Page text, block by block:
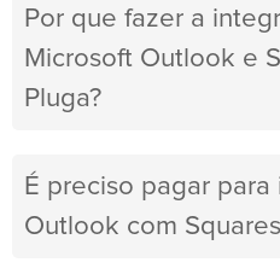
Por que fazer a
Microsoft Outlook e
Pluga?
É preciso pagar
Outlook com